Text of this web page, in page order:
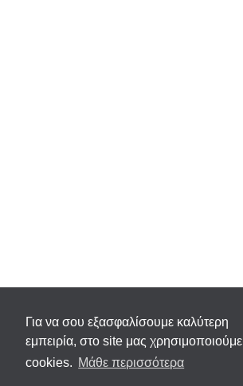
Για να σου εξασφαλίσουμε καλύτερη
εμπειρία, στο site μας χρησιμοποιούμε
cookies. Μάθε περισσότερα